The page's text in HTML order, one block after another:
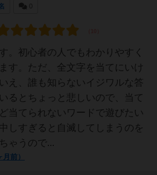
。初心者の人でもわかりやすく
す。ただ、全文字を当てにいけ
え、誰も知らないイジワルな答
るとちょっと悲しいので、当て
当てられないワードで遊びたい
しすぎると自滅してしまうのを
ゃうので...
前）